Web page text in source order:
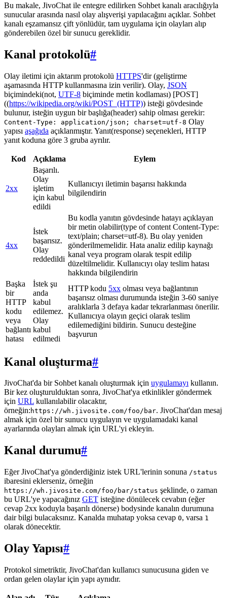
Bu makale, JivoChat ile entegre edilirken Sohbet kanalı aracılığıyla
sunucular arasında nasıl olay alışverişi yapılacağını açıklar. Sohbet
kanalı eşzamansız çift yönlüdür, tam uygulama için olayları alıp
gönderebilen özel bir sunucu gereklidir.
Kanal protokolü#
Olay iletimi için aktarım protokolü HTTPS'dir (geliştirme
aşamasında HTTP kullanmasına izin verilir). Olay, JSON
biçimindeki(not, UTF-8 biçiminde metin kodlaması) [POST]
((https://wikipedia.org/wiki/POST_(HTTP)) isteği gövdesinde
bulunur, isteğin uygun bir başlığa(header) sahip olması gerekir:
Content-Type: application/json; charset=utf-8 Olay
yapısı aşağıda açıklanmıştır. Yanıt(response) seçenekleri, HTTP
yanıt koduna göre 3 gruba ayrılır.
Kod Açıklama Eylem
2xx
Başarılı.
Olay
işletim
için kabul
edildi
Kullanıcıyı iletimin başarısı hakkında
bilgilendirin
4xx
İstek
başarısız.
Olay
reddedildi
Bu kodla yanıtın gövdesinde hatayı açıklayan
bir metin olabilir(type of content Content-Type:
text/plain; charset=utf-8). Bu olay yeniden
gönderilmemelidir. Hata analiz edilip kaynağı
kanal veya program olarak tespit edilip
düzeltilmelidir. Kullanıcıyı olay teslim hatası
hakkında bilgilendirin
Başka
bir
HTTP
kodu
veya
bağlantı
hatası
İstek şu
anda
kabul
edilemez.
Olay
kabul
edilmedi
HTTP kodu 5xx olması veya bağlantının
başarısız olması durumunda isteğin 3-60 saniye
aralıklarla 3 defaya kadar tekrarlanması önerilir.
Kullanıcıya olayın geçici olarak teslim
edilemediğini bildirin. Sunucu desteğine
başvurun
Kanal oluşturma#
JivoChat'da bir Sohbet kanalı oluşturmak için uygulamayı kullanın.
Bir kez oluşturulduktan sonra, JivoChat'ya etkinlikler göndermek
için URL kullanılabilir olacaktır,
örneğin: https://wh.jivosite.com/foo/bar. JivoChat'dan mesaj
almak için özel bir sunucu uygulayın ve uygulamadaki kanal
ayarlarında olayları almak için URL'yi ekleyin.
Kanal durumu#
Eğer JivoChat'ya gönderdiğiniz istek URL'lerinin sonuna /status
ibaresini eklerseniz, örneğin
https://wh.jivosite.com/foo/bar/status şeklinde, o zaman
bu URL'ye yapacağınız GET isteğine dönülecek cevabın (eğer
cevap 2xx koduyla başarılı dönerse) bodysinde kanalın durumuna
dair bilgi bulacaksınız. Kanalda muhatap yoksa cevap 0, varsa 1
olarak dönecektir.
Olay Yapısı#
Protokol simetriktir, JivoChat'dan kullanıcı sunucusuna giden ve
ordan gelen olaylar için yapı aynıdır.